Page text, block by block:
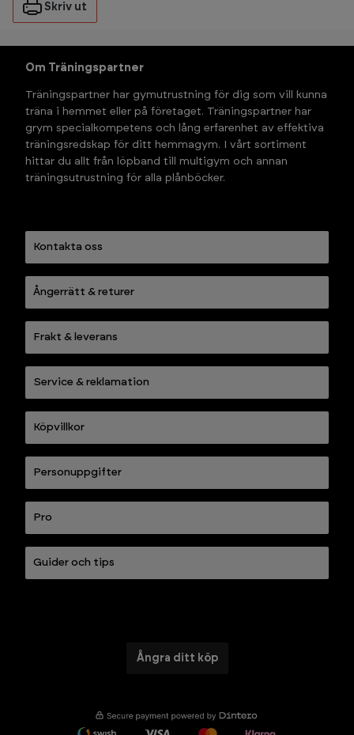
Skriv ut
Om Träningspartner
Träningspartner har gymutrustning för dig som vill kunna
träna i hemmet eller på företaget. Träningspartner har
grym specialkompetens och lång erfarenhet av effektiva
träningsredskap för ditt hemmagym. I vårt sortiment
hittar du allt från löpband till multigym och annan
träningsutrustning för alla plånböcker.
Kontakta oss
Ångerrätt & returer
Frakt & leverans
Service & reklamation
Köpvillkor
Personuppgifter
Pro
Guider och tips
Ångra ditt köp